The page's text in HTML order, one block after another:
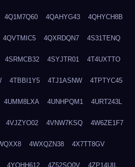
4Q1M7Q60 4QAHYG43 4QHYCH8B
4QVTMIC5 4QXRDQN7 4S31TENQ
4SRMCB32 4SYJTR01 4T4UXTTO
4TBBI1Y5 4TJ1ASNW 4TPTYC45
4UMM8LXA 4UNHPQM1 4URT243L
4VJZYO02 4VNW7KSQ 4W6ZE1F7
4WXQZN38 4X7TT8GV
4YQHH612 4Z52SO0V 4ZP14UIL